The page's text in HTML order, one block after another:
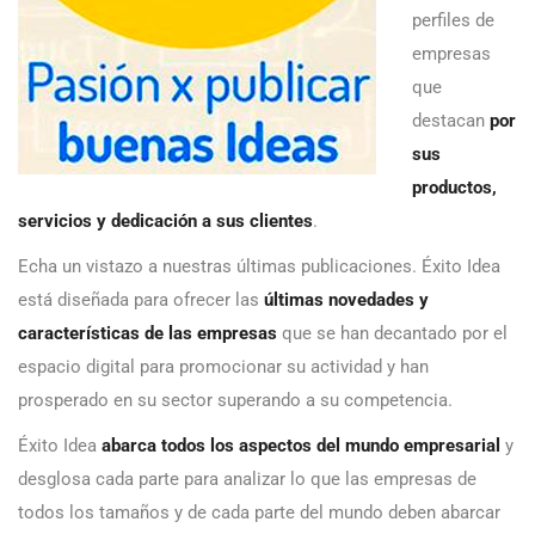
perfiles de
empresas
que
destacan por
sus
productos,
servicios y dedicación a sus clientes.
Echa un vistazo a nuestras últimas publicaciones. Éxito Idea
está diseñada para ofrecer las últimas novedades y
características de las empresas que se han decantado por el
espacio digital para promocionar su actividad y han
prosperado en su sector superando a su competencia.
Éxito Idea abarca todos los aspectos del mundo empresarial y
desglosa cada parte para analizar lo que las empresas de
todos los tamaños y de cada parte del mundo deben abarcar